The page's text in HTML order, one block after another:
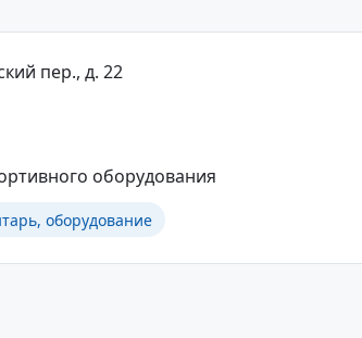
пер., д. 22
оборудования
оборудование